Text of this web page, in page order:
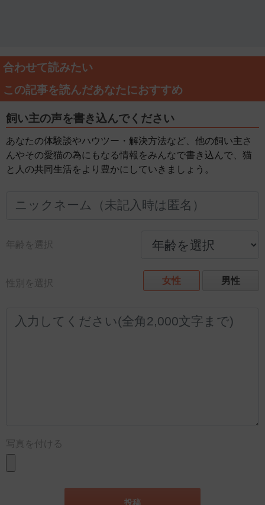
合わせて読みたい
この記事を読んだあなたにおすすめ
飼い主の声を書き込んでください
あなたの体験談やハウツー・解決方法など、他の飼い主さ
んやその愛猫の為にもなる情報をみんなで書き込んで、猫
と人の共同生活をより豊かにしていきましょう。
年齢を選択
性別を選択 女性 男性
写真を付ける